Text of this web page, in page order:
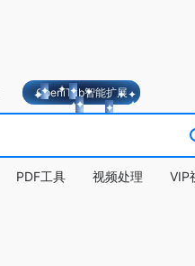
OpeniTab智能扩展
PDF工具 视频处理 VIP